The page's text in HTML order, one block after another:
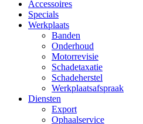
Accessoires
Specials
Werkplaats
Banden
Onderhoud
Motorrevisie
Schadetaxatie
Schadeherstel
Werkplaatsafspraak
Diensten
Export
Ophaalservice